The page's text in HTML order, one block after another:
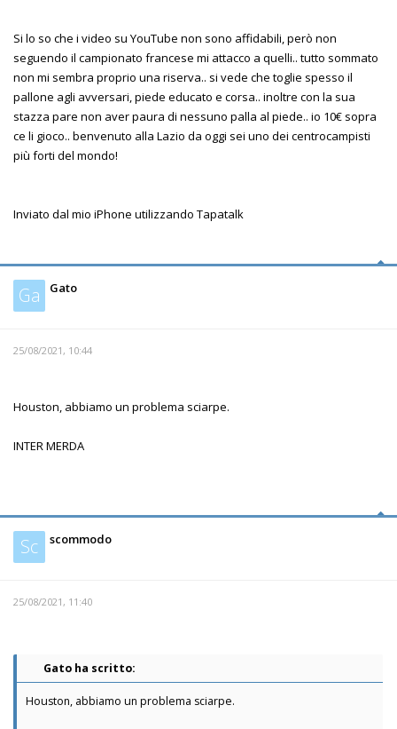
Si lo so che i video su YouTube non sono affidabili, però non
seguendo il campionato francese mi attacco a quelli.. tutto sommato
non mi sembra proprio una riserva.. si vede che toglie spesso il
pallone agli avversari, piede educato e corsa.. inoltre con la sua
stazza pare non aver paura di nessuno palla al piede.. io 10€ sopra
ce li gioco.. benvenuto alla Lazio da oggi sei uno dei centrocampisti
più forti del mondo!
Inviato dal mio iPhone utilizzando Tapatalk
Ga Gato
25/08/2021, 10:44
Houston, abbiamo un problema sciarpe.
INTER MERDA
Sc scommodo
25/08/2021, 11:40
Gato ha scritto:
Houston, abbiamo un problema sciarpe.